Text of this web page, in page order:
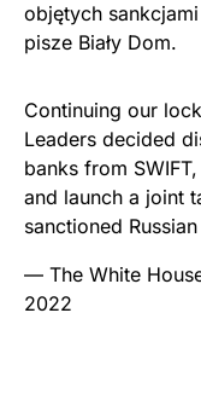
objętych
pisze Biały Dom.
Continuing our
Leaders decided
banks from
and launch a joint
sanctioned
— The White
2022